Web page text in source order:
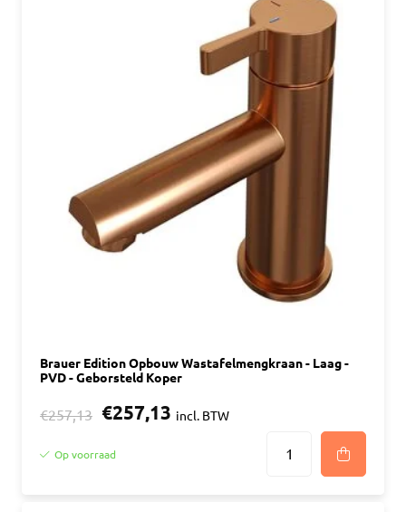
Brauer Edition Opbouw Wastafelmengkraan - Laag -
PVD - Geborsteld Koper
€257,13 €257,13 incl. BTW
Op voorraad